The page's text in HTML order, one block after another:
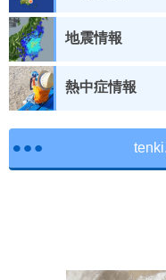
地震情報
熱中症情報